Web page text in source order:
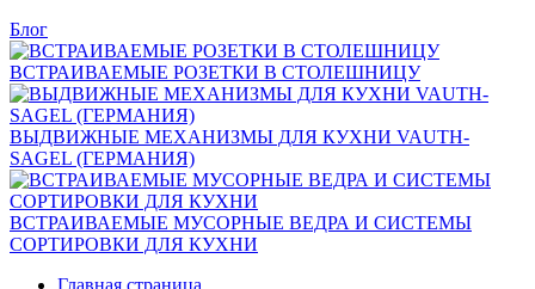
Блог
ВСТРАИВАЕМЫЕ РОЗЕТКИ В СТОЛЕШНИЦУ
ВЫДВИЖНЫЕ МЕХАНИЗМЫ ДЛЯ КУХНИ VAUTH-
SAGEL (ГЕРМАНИЯ)
ВСТРАИВАЕМЫЕ МУСОРНЫЕ ВЕДРА И СИСТЕМЫ
СОРТИРОВКИ ДЛЯ КУХНИ
Главная страница